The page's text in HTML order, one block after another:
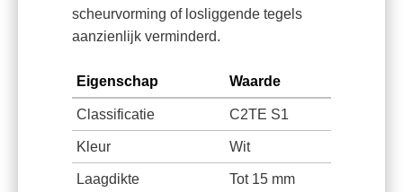
scheurvorming of losliggende tegels
aanzienlijk verminderd.
Eigenschap Waarde
Classificatie C2TE S1
Kleur Wit
Laagdikte Tot 15 mm